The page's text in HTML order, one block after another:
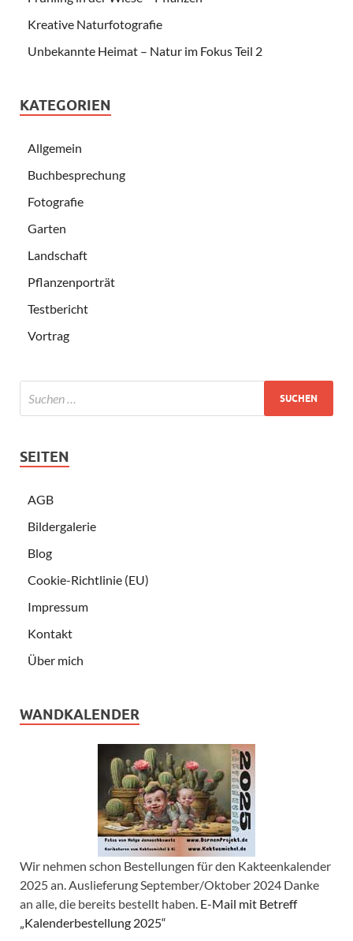
Kreative Naturfotografie
Unbekannte Heimat – Natur im Fokus Teil 2
KATEGORIEN
Allgemein
Buchbesprechung
Fotografie
Garten
Landschaft
Pflanzenporträt
Testbericht
Vortrag
SEITEN
AGB
Bildergalerie
Blog
Cookie-Richtlinie (EU)
Impressum
Kontakt
Über mich
WANDKALENDER
Wir nehmen schon Bestellungen für den Kakteenkalender
2025 an. Auslieferung September/Oktober 2024 Danke
an alle, die bereits bestellt haben. E-Mail mit Betreff
„Kalenderbestellung 2025“